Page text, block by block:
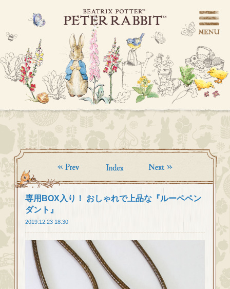
専用BOX入り！ おしゃれで上品な『ルーペペン
ダント』
2019.12.23 18:30